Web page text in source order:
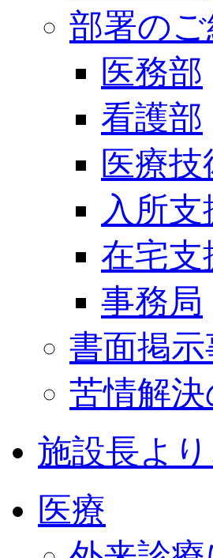
部署の
医務部
看護部
医療技
入所支
在宅支
事務局
書面掲示
苦情解
施設長よ
医療